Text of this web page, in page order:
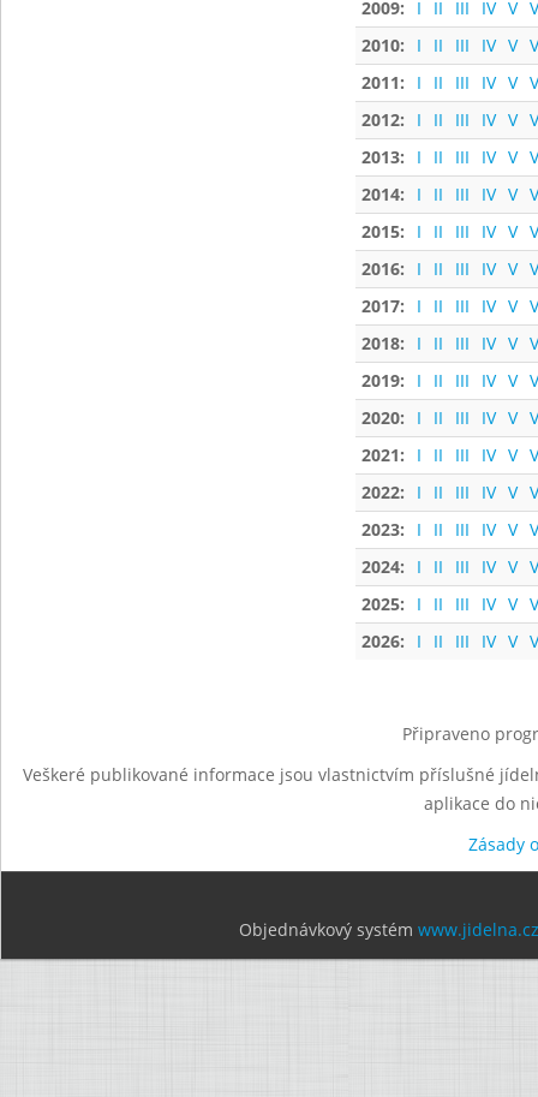
2009:
I II III IV V
2010:
I II III IV V
2011:
I II III IV V
2012:
I II III IV V
2013:
I II III IV V
2014:
I II III IV V
2015:
I II III IV V
2016:
I II III IV V
2017:
I II III IV V
2018:
I II III IV V
2019:
I II III IV V
2020:
I II III IV V
2021:
I II III IV V
2022:
I II III IV V
2023:
I II III IV V
2024:
I II III IV V
2025:
I II III IV V
2026:
I II III IV V
Připraveno
Veškeré publikované informace jsou vlastnictvím příslušné
aplikace do
Zásady
Objednávkový systém www.jidelna.cz